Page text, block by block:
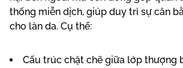
thống miễn dịch, giúp duy trì sự cân
cho làn da. Cụ thể:
Cấu trúc chặt chẽ giữa lớp thượng